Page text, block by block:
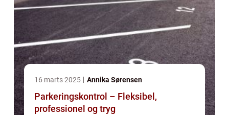
16 marts 2025 Annika Sørensen
Parkeringskontrol – Fleksibel,
professionel og tryg